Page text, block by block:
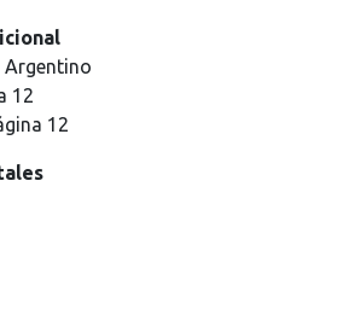
Argentino
12
12